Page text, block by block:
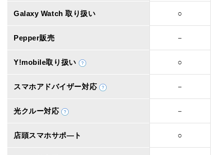
Galaxy Watch 取り扱い ○
Pepper販売 －
Y!mobile取り扱い ○
スマホアドバイザー対応 －
光クルー対応 －
店頭スマホサポ―ト ○